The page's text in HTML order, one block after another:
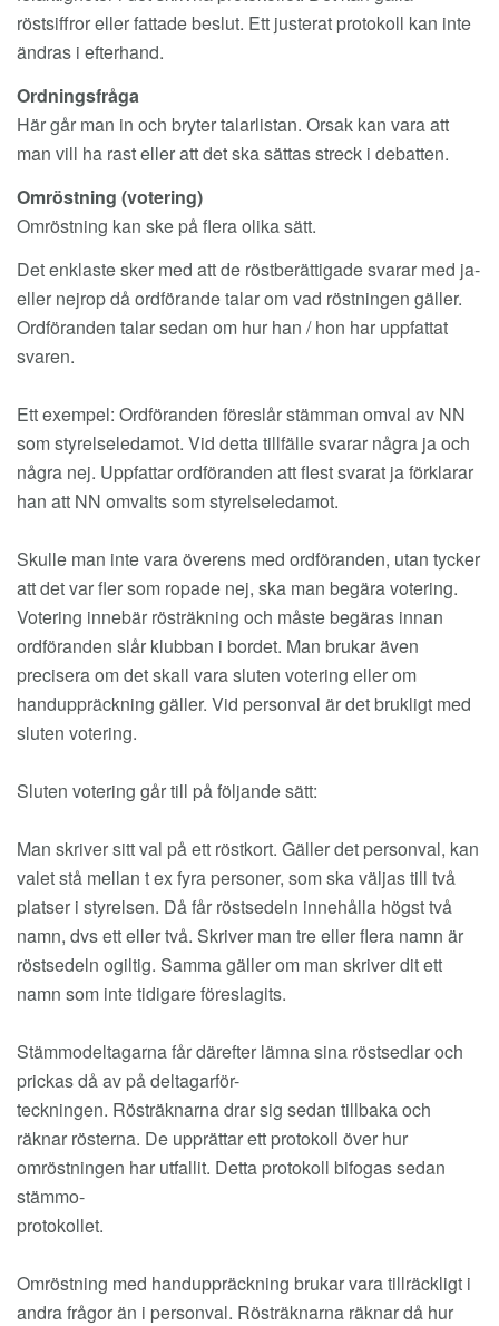
röstsiffror eller fattade beslut. Ett justerat protokoll kan inte
ändras i efterhand.
Ordningsfråga
Här går man in och bryter talarlistan. Orsak kan vara att
man vill ha rast eller att det ska sättas streck i debatten.
Omröstning (votering)
Omröstning kan ske på flera olika sätt.
Det enklaste sker med att de röstberättigade svarar med ja-
eller nejrop då ordförande talar om vad röstningen gäller.
Ordföranden talar sedan om hur han / hon har uppfattat
svaren.
Ett exempel: Ordföranden föreslår stämman omval av NN
som styrelseledamot. Vid detta tillfälle svarar några ja och
några nej. Uppfattar ordföranden att flest svarat ja förklarar
han att NN omvalts som styrelseledamot.
Skulle man inte vara överens med ordföranden, utan tycker
att det var fler som ropade nej, ska man begära votering.
Votering innebär rösträkning och måste begäras innan
ordföranden slår klubban i bordet. Man brukar även
precisera om det skall vara sluten votering eller om
handuppräckning gäller. Vid personval är det brukligt med
sluten votering.
Sluten votering går till på följande sätt:
Man skriver sitt val på ett röstkort. Gäller det personval, kan
valet stå mellan t ex fyra personer, som ska väljas till två
platser i styrelsen. Då får röstsedeln innehålla högst två
namn, dvs ett eller två. Skriver man tre eller flera namn är
röstsedeln ogiltig. Samma gäller om man skriver dit ett
namn som inte tidigare föreslagits.
Stämmodeltagarna får därefter lämna sina röstsedlar och
prickas då av på deltagarför-
teckningen. Rösträknarna drar sig sedan tillbaka och
räknar rösterna. De upprättar ett protokoll över hur
omröstningen har utfallit. Detta protokoll bifogas sedan
stämmo-
protokollet.
Omröstning med handuppräckning brukar vara tillräckligt i
andra frågor än i personval. Rösträknarna räknar då hur